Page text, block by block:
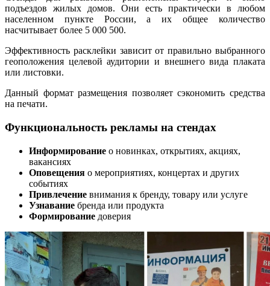
подъездов жилых домов. Они есть практически в любом
населенном пункте России, а их общее количество
насчитывает более 5 000 500.
Эффективность расклейки зависит от правильно выбранного
геоположения целевой аудитории и внешнего вида плаката
или листовки.
Данный формат размещения позволяет сэкономить средства
на печати.
Функциональность рекламы на стендах
Информирование о новинках, открытиях, акциях,
вакансиях
Оповещения о мероприятиях, концертах и других
событиях
Привлечение внимания к бренду, товару или услуге
Узнавание бренда или продукта
Формирование доверия